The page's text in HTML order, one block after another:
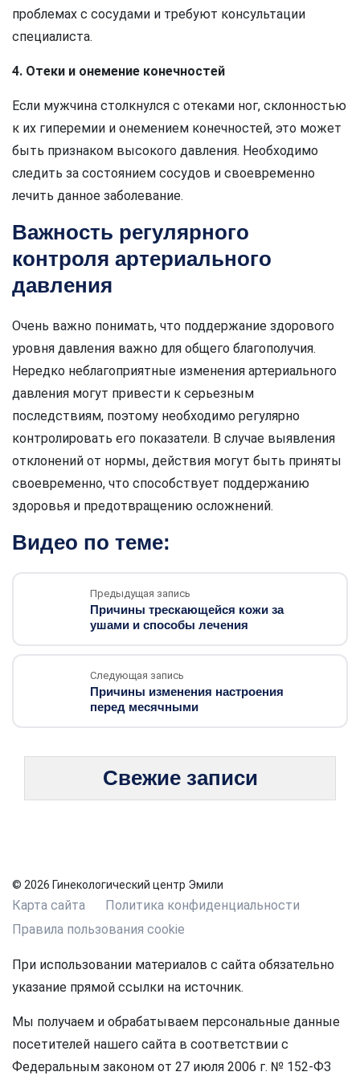
проблемах с сосудами и требуют консультации
специалиста.
4. Отеки и онемение конечностей
Если мужчина столкнулся с отеками ног, склонностью
к их гиперемии и онемением конечностей, это может
быть признаком высокого давления. Необходимо
следить за состоянием сосудов и своевременно
лечить данное заболевание.
Важность регулярного
контроля артериального
давления
Очень важно понимать, что поддержание здорового
уровня давления важно для общего благополучия.
Нередко неблагоприятные изменения артериального
давления могут привести к серьезным
последствиям, поэтому необходимо регулярно
контролировать его показатели. В случае выявления
отклонений от нормы, действия могут быть приняты
своевременно, что способствует поддержанию
здоровья и предотвращению осложнений.
Видео по теме:
Предыдущая запись
Причины трескающейся кожи за
ушами и способы лечения
Следующая запись
Причины изменения настроения
перед месячными
Свежие записи
© 2026 Гинекологический центр Эмили
Карта сайта
Политика конфиденциальности
Правила пользования cookie
При использовании материалов с сайта обязательно
указание прямой ссылки на источник.
Мы получаем и обрабатываем персональные данные
посетителей нашего сайта в соответствии с
Федеральным законом от 27 июля 2006 г. № 152-ФЗ